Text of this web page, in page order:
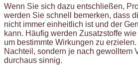
Wenn Sie sich dazu entschließen,
werden Sie schnell bemerken, dass
nicht immer einheitlich ist und der
kann. Häufig werden Zusatzstoffe
um bestimmte Wirkungen zu
Nachteil, sondern je nach gewolltem
durchaus sinnig.